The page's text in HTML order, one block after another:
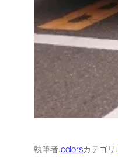
執筆者:colorsカテゴリ: